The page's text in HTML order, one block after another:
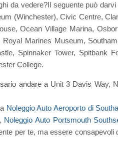
da vedere?Il seguente può
(Winchester), Civic Centre,
Ocean Village Marina,
Marines Museum,
Spinnaker Tower, Spitbank
College.
andare a Unit 3 Davis Way,
Noleggio Auto Aeroporto di
Noleggio Auto Portsmouth
per te, ma essere